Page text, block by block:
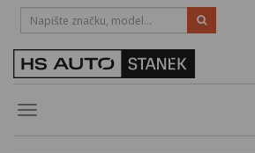
Toggle
HOTLINE:
STRAKONICE-383 335 366